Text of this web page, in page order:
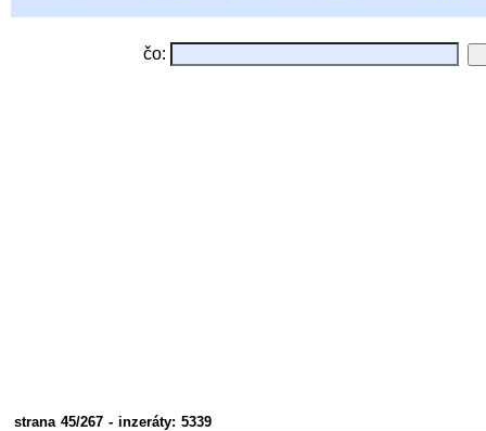
čo:
strana 45/267 - inzeráty: 5339